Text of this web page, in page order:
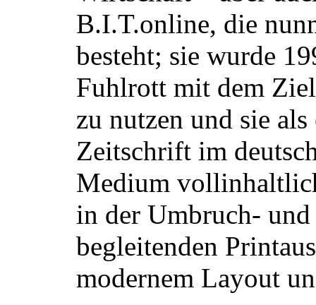
B.I.T.online, die
besteht; sie wurde
Fuhlrott mit dem
zu nutzen und sie
Zeitschrift im
Medium
in der Umbruch- und
begleitenden
modernem Layout